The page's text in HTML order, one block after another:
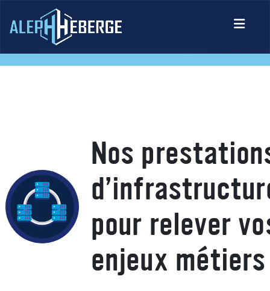
Nos
pour relever
enjeux métiers